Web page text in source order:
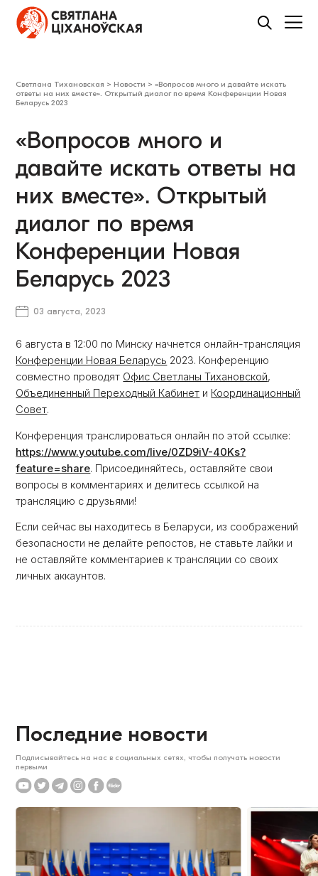
Светлана Тихановская > Новости >«Вопросов много и давайте искать
ответы на них вместе». Открытый диалог по время Конференции Новая
Беларусь 2023
«Вопросов много и
давайте искать ответы на
них вместе». Открытый
диалог по время
Конференции Новая
Беларусь 2023
03 августа, 2023
6 августа в 12:00 по Минску начнется онлайн-трансляция
Конференции Новая Беларусь 2023. Конференцию
совместно проводят Офис Светланы Тихановской,
Объединенный Переходный Кабинет и Координационный
Совет.
Конференция транслироваться онлайн по этой ссылке:
https://www.youtube.com/live/0ZD9iV-40Ks?
feature=share. Присоединяйтесь, оставляйте свои
вопросы в комментариях и делитесь ссылкой на
трансляцию с друзьями!
Если сейчас вы находитесь в Беларуси, из соображений
безопасности не делайте репостов, не ставьте лайки и
не оставляйте комментариев к трансляции со своих
личных аккаунтов.
Последние новости
Подписывайтесь на нас в социальных сетях, чтобы получать новости
первыми